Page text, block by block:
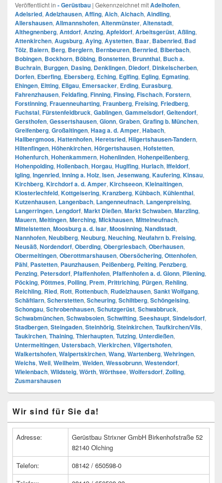
Veröffentlicht in - Gerüstbau | Gekennzeichnet mitAdelhofen,
Adelsried, Adelzhausen, Affing, Aich, Aichach, Aindling,
Allershausen, Allmannshofen, Altenmünster, Altenstadt,
Althegnenberg, Antdorf, Anzing, Apfeldorf, Arbeitsgerüst, Aßling,
Attenkirchen, Augsburg, Aying, Aystetten, Baar, Babenried, Bad
Tölz, Baiern, Berg, Berglern, Bernbeuren, Bernried, Biberbach,
Bobingen, Bockhorn, Böbing, Bonstetten, Brunnthal, Buch a.
Buchrain, Burggen, Dasing, Denklingen, Diedorf, Dinkelscherben,
Dorfen, Eberfing, Ebersberg, Eching, Eglfing, Egling, Egmating,
Ehingen, Eitting, Ellgau, Emersacker, Erding, Eurasburg,
Fahrenzhausen, Feldafing, Finning, Finsing, Fischach, Forstern,
Forstinning, Frauenneuharting, Fraunberg, Freising, Friedberg,
Fuchstal, Fürstenfeldbruck, Gablingen, Gammelsdorf, Geltendorf,
Gersthofen, Gessertshausen, Glonn, Graben, Grafing b. München,
Greifenberg, Großaitingen, Haag a. d. Amper, Habach,
Hallbergmoos, Hattenhofen, Heretsried, Hilgertshausen-Tandern,
Hiltenfingen, Höhenkirchen, Hörgertshausen, Hofstetten,
Hohenfurch, Hohenkammern, Hohenlinden, Hohenpeißenberg,
Hohenpolding, Hollenbach, Horgau, Huglfing, Hurlach, Iffeldorf,
Igling, Ingenried, Inning a. Holz, Isen, Jesenwang, Kaufering, Kinsau,
Kirchberg, Kirchdorf a. d. Amper, Kirchseeon, Kleinaitingen,
Klosterlechfeld, Kottgeisering, Kranzberg, Kühbach, Kühlenthal,
Kutzenhausen, Langenbach, Langenneufnach, Langenpreising,
Langerringen, Lengdorf, Markt Dießen, Markt Schwaben, Marzling,
Mauern, Meitingen, Merching, Mickhausen, Mittelneufnach,
Mittelstetten, Moosburg a. d. Isar, Moosinning, Nandlstadt,
Nannhofen, Neubiberg, Neuburg, Neuching, Neufahrn b. Freising,
Neusäß, Nordendorf, Oberding, Obergriesbach, Oberhausen,
Obermeitingen, Oberottmarshausen, Obersöchering, Ottenhofen,
Pähl, Pastetten, Paunzhausen, Peißenberg, Peiting, Penzberg,
Penzing, Petersdorf, Pfaffenhofen, Pfaffenhofen a. d. Glonn, Pliening,
Pöcking, Pöttmes, Polling, Prem, Prittriching, Pürgen, Rehling,
Reichling, Ried, Rott, Rottenbuch, Rudelzhausen, Sankt Wolfgang,
Schäftlarn, Scherstetten, Scheuring, Schiltberg, Schöngeising,
Schongau, Schrobenhausen, Schutzgerüst, Schwabbruck,
Schwabmünchen, Schwabsoien, Schwifting, Seeshaupt, Sindelsdorf,
Stadbergen, Steingaden, Steinhörig, Steinkirchen, Taufkirchen/Vils,
Taukirchen, Thaining, Thierhaupten, Tutzing, Unterdießen,
Untermeitingen, Ustersbach, Vierkirchen, Vilgertshofen,
Walkertshofen, Walpertskirchen, Wang, Wartenberg, Wehringen,
Weichs, Weil, Weilheim, Welden, Wessobrunn, Westendorf,
Wielenbach, Wildsteig, Wörth, Wörthsee, Wolfersdorf, Zolling,
Zusmarshausen
Seitenleisten
Widget-
Wir sind für Sie da!
Adresse:
Gerüstbau Strixner GmbH Birkenhofstraße 52
82140 Olching
Telefon:
08142 / 650598-0